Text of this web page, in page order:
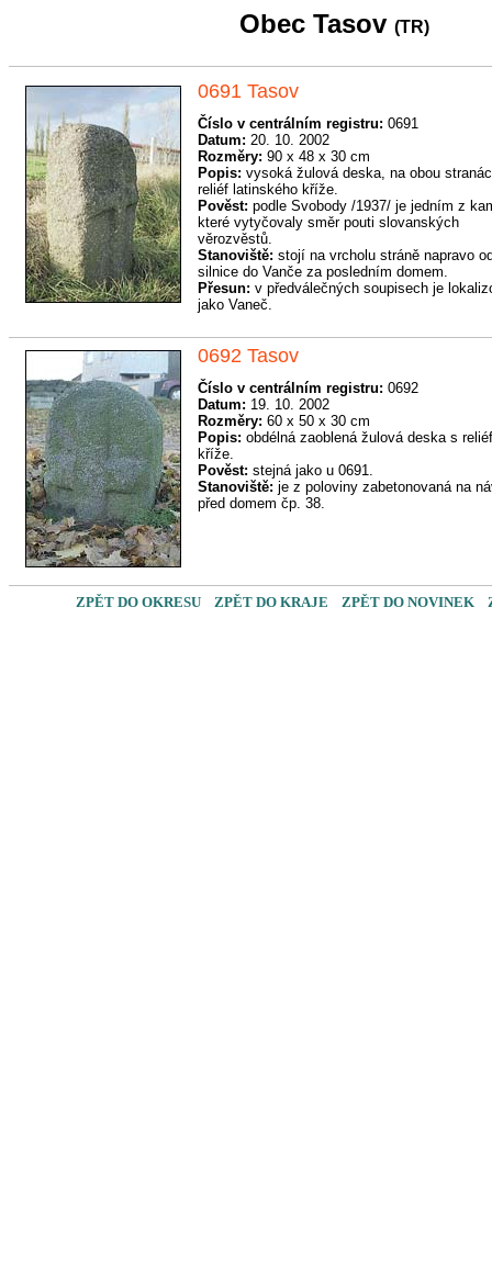
Obec Tasov (TR)
0691 Tasov
Číslo v centrálním registru: 0691
Datum: 20. 10. 2002
Rozměry: 90 x 48 x 30 cm
Popis: vysoká žulová deska, na obou
reliéf latinského kříže.
Pověst: podle Svobody /1937/ je jedním z
které vytyčovaly směr pouti slovanských
věrozvěstů.
Stanoviště: stojí na vrcholu stráně napravo
silnice do Vanče za posledním domem.
Přesun: v předválečných soupisech je
jako Vaneč.
0692 Tasov
Číslo v centrálním registru: 0692
Datum: 19. 10. 2002
Rozměry: 60 x 50 x 30 cm
Popis: obdélná zaoblená žulová deska s
kříže.
Pověst: stejná jako u 0691.
Stanoviště: je z poloviny zabetonovaná na
před domem čp. 38.
ZPĚT DO OKRESU ZPĚT DO KRAJE ZPĚT DO NOVINEK